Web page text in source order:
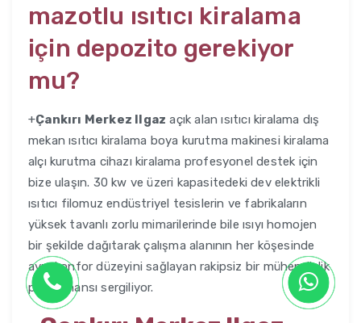
mazotlu ısıtıcı kiralama
için depozito gerekiyor
mu?
+Çankırı Merkez Ilgaz açık alan ısıtıcı kiralama dış
mekan ısıtıcı kiralama boya kurutma makinesi kiralama
alçı kurutma cihazı kiralama profesyonel destek için
bize ulaşın. 30 kw ve üzeri kapasitedeki dev elektrikli
ısıtıcı filomuz endüstriyel tesislerin ve fabrikaların
yüksek tavanlı zorlu mimarilerinde bile ısıyı homojen
bir şekilde dağıtarak çalışma alanının her köşesinde
aynı konfor düzeyini sağlayan rakipsiz bir mühendislik
performansı sergiliyor.